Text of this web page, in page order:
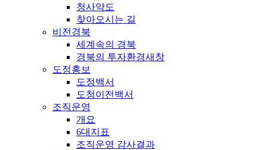
청사약도
찾아오시는 길
비전경북
세계속의 경북
경북의 투자환경새창
도정홍보
도정백서
도청이전백서
조직운영
개요
6대지표
조직운영 감사결과